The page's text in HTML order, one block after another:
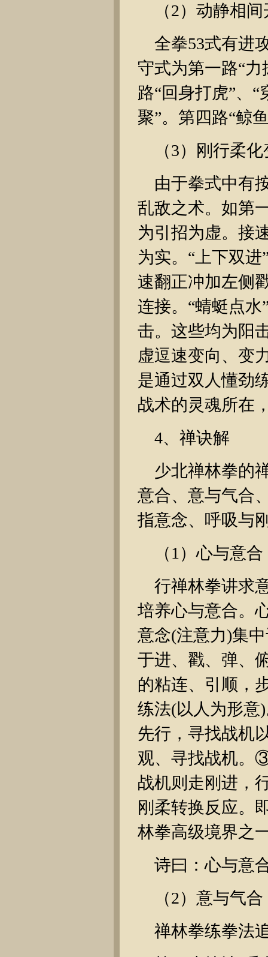
（2）动静相
全拳53式有进
守式为第一路“力
路“回身打虎”、
聚”。第四路“鲸
（3）刚行柔
由于拳式中有
乱敌之术。如第
为引招为虚。接
为实。“上下双
速翻正冲加左侧
连接。“蜻蜓点水
击。这些均为阳
虚逗速变向、变
是通过双人懂劲
战术的灵魂所在
4、禅诀解
少北禅林拳的
意合、意与气合
指意念、呼吸与
（1）心与意合
行禅林拳讲求
培养心与意合。
意念(注意力)集
于进、戳、弹、
的粘连、引顺，
练法(以人为形
先行，寻找战机
观、寻找战机。
战机则走刚进，
刚柔转换反应。
林拳高级境界之
诗曰：心与意
（2）意与气合
禅林拳练拳法